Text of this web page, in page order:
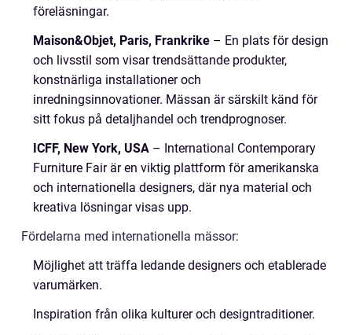
föreläsningar.
Maison&Objet, Paris, Frankrike – En plats för design
och livsstil som visar trendsättande produkter,
konstnärliga installationer och
inredningsinnovationer. Mässan är särskilt känd för
sitt fokus på detaljhandel och trendprognoser.
ICFF, New York, USA – International Contemporary
Furniture Fair är en viktig plattform för amerikanska
och internationella designers, där nya material och
kreativa lösningar visas upp.
Fördelarna med internationella mässor:
Möjlighet att träffa ledande designers och etablerade
varumärken.
Inspiration från olika kulturer och designtraditioner.